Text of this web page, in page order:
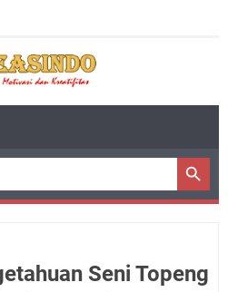
Seni Topeng